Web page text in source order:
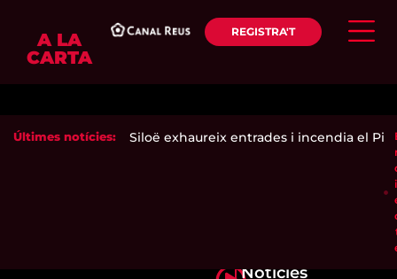
A LA
CARTA
REGISTRA'T
Últimes notícies:
de secà| Siloë exhaureix entrades i incendia el
Notícies